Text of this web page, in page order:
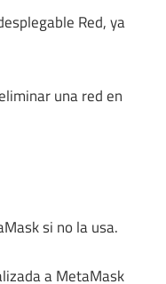
Red, ya
una red en
si no la usa.
a MetaMask